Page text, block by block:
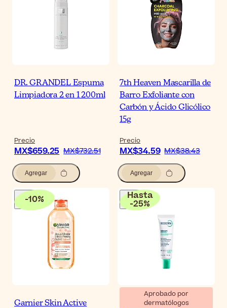
DR. GRANDEL Espuma
Limpiadora 2 en 1 200ml
Precio
MX$659.25 MX$732.51
Agregar
7th Heaven Mascarilla de
Barro Exfoliante con
Carbón y Ácido Glicólico
15g
Precio
MX$34.59 MX$38.43
Agregar
-10%
Garnier Skin Active
Hasta
-25%
Aprobado por
dermatólogos
Bioderma Sébium